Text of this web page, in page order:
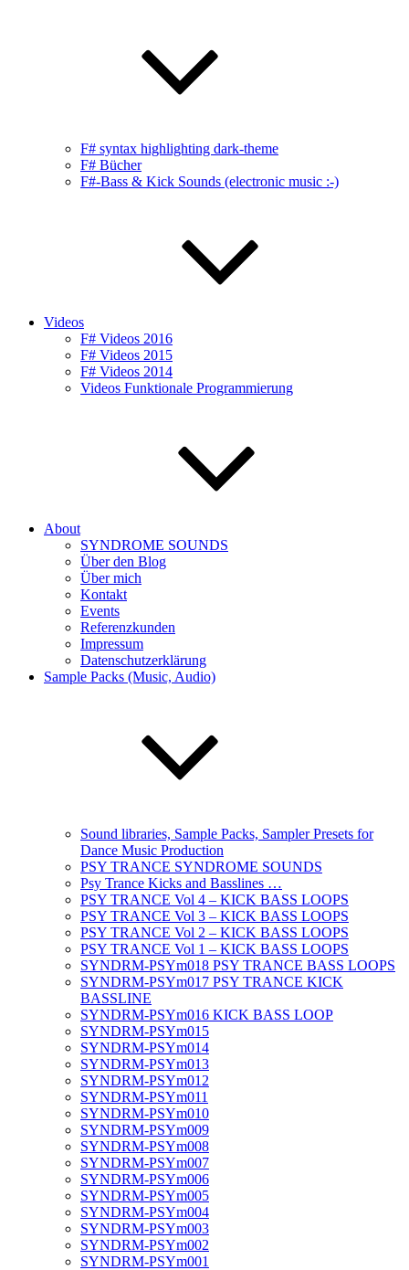
F# syntax highlighting dark-theme
F# Bücher
F#-Bass & Kick Sounds (electronic music :-)
Videos
F# Videos 2016
F# Videos 2015
F# Videos 2014
Videos Funktionale Programmierung
About
SYNDROME SOUNDS
Über den Blog
Über mich
Kontakt
Events
Referenzkunden
Impressum
Datenschutzerklärung
Sample Packs (Music, Audio)
Sound libraries, Sample Packs, Sampler Presets for
Dance Music Production
PSY TRANCE SYNDROME SOUNDS
Psy Trance Kicks and Basslines …
PSY TRANCE Vol 4 – KICK BASS LOOPS
PSY TRANCE Vol 3 – KICK BASS LOOPS
PSY TRANCE Vol 2 – KICK BASS LOOPS
PSY TRANCE Vol 1 – KICK BASS LOOPS
SYNDRM-PSYm018 PSY TRANCE BASS LOOPS
SYNDRM-PSYm017 PSY TRANCE KICK
BASSLINE
SYNDRM-PSYm016 KICK BASS LOOP
SYNDRM-PSYm015
SYNDRM-PSYm014
SYNDRM-PSYm013
SYNDRM-PSYm012
SYNDRM-PSYm011
SYNDRM-PSYm010
SYNDRM-PSYm009
SYNDRM-PSYm008
SYNDRM-PSYm007
SYNDRM-PSYm006
SYNDRM-PSYm005
SYNDRM-PSYm004
SYNDRM-PSYm003
SYNDRM-PSYm002
SYNDRM-PSYm001